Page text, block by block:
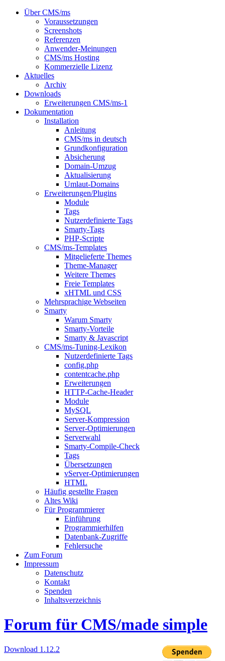
Über CMS/ms
Voraussetzungen
Screenshots
Referenzen
Anwender-Meinungen
CMS/ms Hosting
Kommerzielle Lizenz
Aktuelles
Archiv
Downloads
Erweiterungen CMS/ms-1
Dokumentation
Installation
Anleitung
CMS/ms in deutsch
Grundkonfiguration
Absicherung
Domain-Umzug
Aktualisierung
Umlaut-Domains
Erweiterungen/Plugins
Module
Tags
Nutzerdefinierte Tags
Smarty-Tags
PHP-Scripte
CMS/ms-Templates
Mitgelieferte Themes
Theme-Manager
Weitere Themes
Freie Templates
xHTML und CSS
Mehrsprachige Webseiten
Smarty
Warum Smarty
Smarty-Vorteile
Smarty & Javascript
CMS/ms-Tuning-Lexikon
Nutzerdefinierte Tags
config.php
contentcache.php
Erweiterungen
HTTP-Cache-Header
Module
MySQL
Server-Kompression
Server-Optimierungen
Serverwahl
Smarty-Compile-Check
Tags
Übersetzungen
vServer-Optimierungen
HTML
Häufig gestellte Fragen
Altes Wiki
Für Programmierer
Einführung
Programmierhilfen
Datenbank-Zugriffe
Fehlersuche
Zum Forum
Impressum
Datenschutz
Kontakt
Spenden
Inhaltsverzeichnis
Forum für CMS/made simple
Download 1.12.2